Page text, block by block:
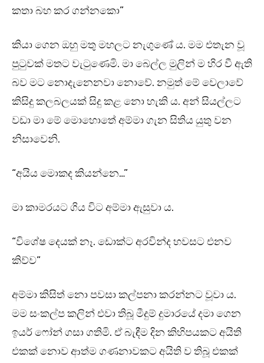
කතා බහ කර ගන්නකො”
කියා ගෙන ඔහු මතු මහලට නැගුණේ ය. මම එතැන වූ
පුටුවක් මතට වැටුණෙමි. මා බෙල්ල මුලින් ම හිර වී ඇති
බව මට නොදැනෙනවා නොවේ. නමුත් මේ වෙලාවේ
කිසිදු කලබලයක් සිදු කළ නො හැකි ය. අන් සියල්ලට
වඩා මා මේ මොහොතේ අම්මා ගැන සිතිය යුතු වන
නිසාවෙනි.
“අයිය මොකද කියන්නෙ…”
මා කාමරයට ගිය විට අම්මා ඇසුවා ය.
“විශේෂ දෙයක් නෑ. ඩොක්ට අරවින්ද හවසට එනව
කිව්ව”
අම්මා කිසිත් නො පවසා කල්පනා කරන්නට වූවා ය.
මම සංකල්ප කලින් එවා තිබූ මීදුම් දුමාරයේ දමා ගෙන
ඉයර් ෆෝන් ගසා ගතිමි. ඒ බැඳීම දින කිහිපයකට අයිති
එකක් නොව ආත්ම ගණනාවකට අයිති ව තිබූ එකක්